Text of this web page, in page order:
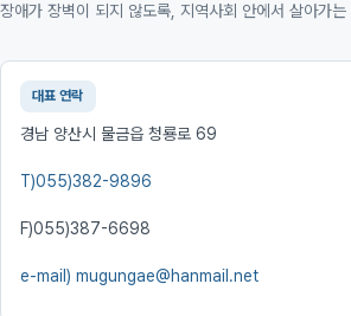
장애가 장벽이 되지 않도록, 지역사회 안에서 살아가
대표 연락
경남 양산시 물금읍 청룡로 69
T)055)382-9896
F)055)387-6698
e-mail) mugungae@hanmail.net